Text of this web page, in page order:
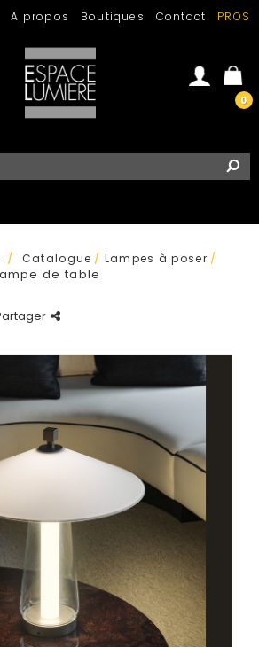
A propos Boutiques Contact PROS
0
Se connecter
/ Catalogue / Lampes à poser /
de table